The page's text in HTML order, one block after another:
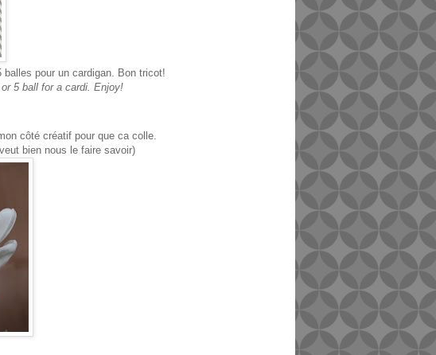
pour un cardigan. Bon tricot!
5 ball for a cardi. Enjoy!
côté créatif pour que ca colle.
bien nous le faire savoir)